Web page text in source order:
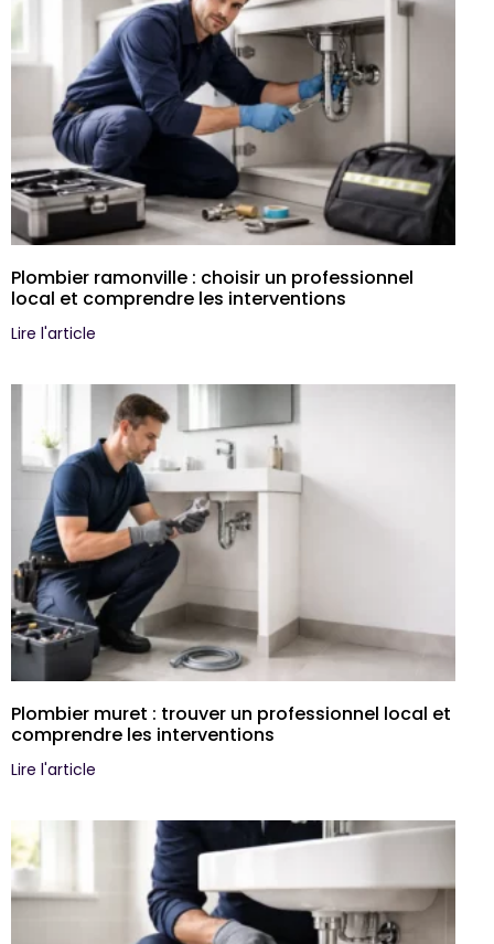
Plombier ramonville : choisir un professionnel
local et comprendre les interventions
Lire l'article
Plombier muret : trouver un professionnel local et
comprendre les interventions
Lire l'article